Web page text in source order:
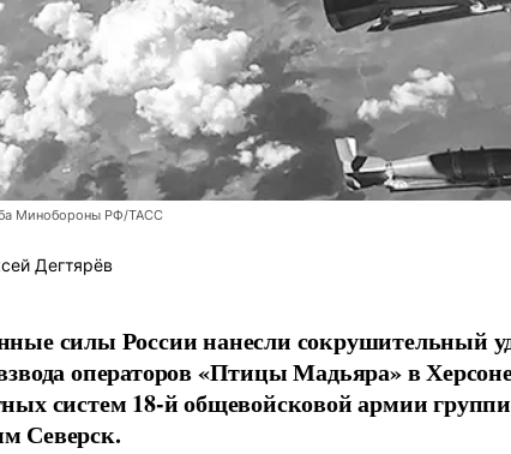
Минобороны РФ/ТАСС
Дегтярёв
силы России нанесли сокрушительный
операторов «Птицы Мадьяра» в
систем 18-й общевойсковой армии
Северск.